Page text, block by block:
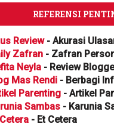
REFERENSI
Review- Akurasi
Zafran - Zafran
Neyla - Review
Mas Rendi - Berbagi
Parenting - Artikel
Sambas - Karunia
- Et Cetera